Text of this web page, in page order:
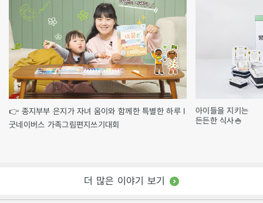
👉 종지부부 은지가 자녀 움이와 함께한 특별한 하루 l
굿네이버스 가족그림편지쓰기대회
아이들을 지키는
든든한 식사🍚
더 많은 이야기 보기